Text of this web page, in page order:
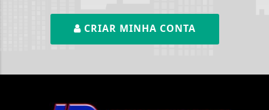
CRIAR MINHA CONTA